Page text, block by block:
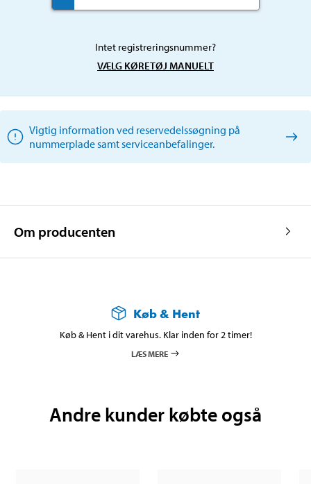
Intet registreringsnummer?
VÆLG KØRETØJ MANUELT
Vigtig information ved reservedelssøgning på
nummerplade samt serviceanbefalinger.
Om producenten
Køb & Hent
Køb & Hent i dit varehus. Klar inden for 2 timer!
LÆS MERE
Andre kunder købte også